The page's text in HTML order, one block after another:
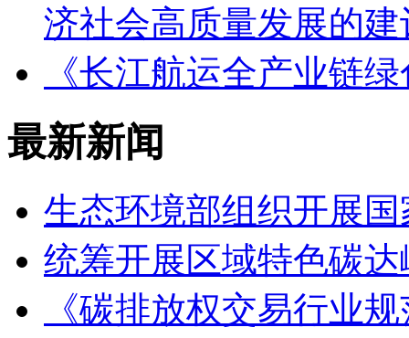
济社会高质量发展的
《长江航运全产业链
最新新闻
生态环境部组织开展
统筹开展区域特色碳
《碳排放权交易行业